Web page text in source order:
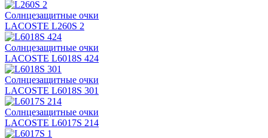
Солнцезащитные очки
LACOSTE L260S 2
Солнцезащитные очки
LACOSTE L6018S 424
Солнцезащитные очки
LACOSTE L6018S 301
Солнцезащитные очки
LACOSTE L6017S 214